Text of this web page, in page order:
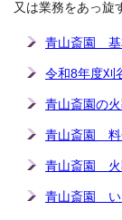
又は業務をあっ旋
青山斎園 基
令和8年度刈
青山斎園の
青山斎園 料
青山斎園 火
青山斎園 い